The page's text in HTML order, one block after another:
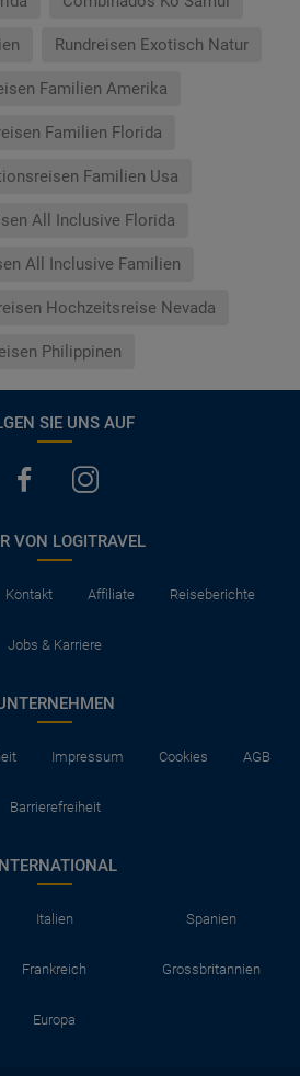
Rundreisen Exotisch Natur
Familien Amerika
Familien Florida
Familien Usa
All Inclusive Florida
All Inclusive Familien
Hochzeitsreise Nevada
Philippinen
SIE UNS AUF
VON LOGITRAVEL
Kontakt Affiliate Reiseberichte
Jobs & Karriere
Impressum Cookies AGB
Barrierefreiheit
Italien Spanien
Frankreich Grossbritannien
Europa